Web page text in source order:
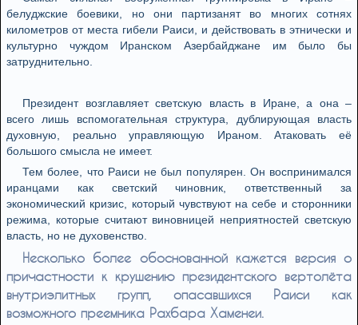
белуджские боевики, но они партизанят во многих сотнях
километров от места гибели Раиси, и действовать в этнически и
культурно чуждом Иранском Азербайджане им было бы
затруднительно.
Президент возглавляет светскую власть в Иране, а она –
всего лишь вспомогательная структура, дублирующая власть
духовную, реально управляющую Ираном. Атаковать её
большого смысла не имеет.
Тем более, что Раиси не был популярен. Он воспринимался
иранцами как светский чиновник, ответственный за
экономический кризис, который чувствуют на себе и сторонники
режима, которые считают виновницей неприятностей светскую
власть, но не духовенство.
Несколько более обоснованной кажется версия о
причастности к крушению президентского вертолёта
внутриэлитных групп, опасавшихся Раиси как
возможного преемника Рахбара Хаменеи.